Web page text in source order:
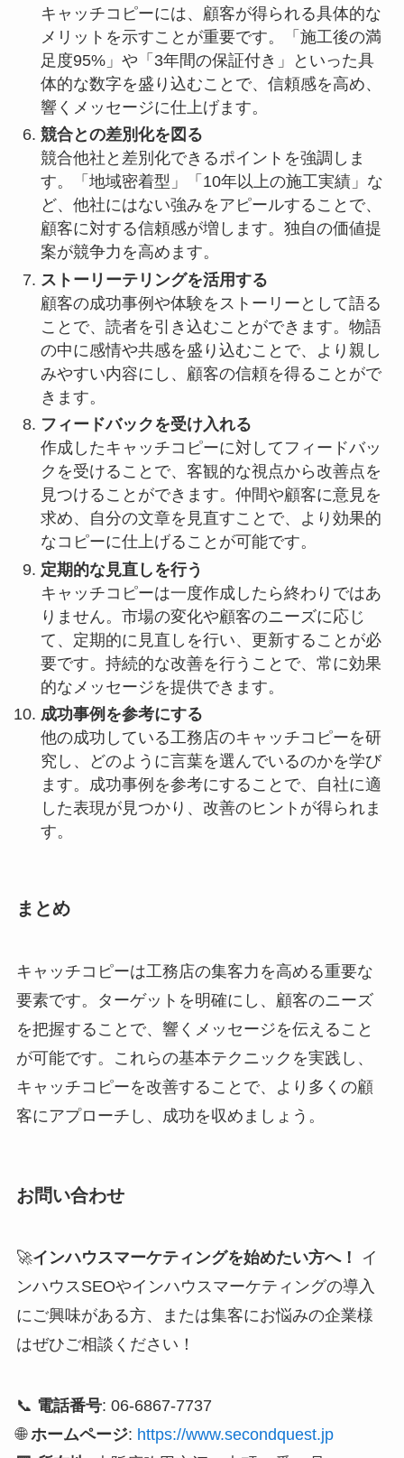
キャッチコピーには、顧客が得られる具体的な
メリットを示すことが重要です。「施工後の満
足度95%」や「3年間の保証付き」といった具
体的な数字を盛り込むことで、信頼感を高め、
響くメッセージに仕上げます。
競合との差別化を図る
競合他社と差別化できるポイントを強調しま
す。「地域密着型」「10年以上の施工実績」な
ど、他社にはない強みをアピールすることで、
顧客に対する信頼感が増します。独自の価値提
案が競争力を高めます。
ストーリーテリングを活用する
顧客の成功事例や体験をストーリーとして語る
ことで、読者を引き込むことができます。物語
の中に感情や共感を盛り込むことで、より親し
みやすい内容にし、顧客の信頼を得ることがで
きます。
フィードバックを受け入れる
作成したキャッチコピーに対してフィードバッ
クを受けることで、客観的な視点から改善点を
見つけることができます。仲間や顧客に意見を
求め、自分の文章を見直すことで、より効果的
なコピーに仕上げることが可能です。
定期的な見直しを行う
キャッチコピーは一度作成したら終わりではあ
りません。市場の変化や顧客のニーズに応じ
て、定期的に見直しを行い、更新することが必
要です。持続的な改善を行うことで、常に効果
的なメッセージを提供できます。
成功事例を参考にする
他の成功している工務店のキャッチコピーを研
究し、どのように言葉を選んでいるのかを学び
ます。成功事例を参考にすることで、自社に適
した表現が見つかり、改善のヒントが得られま
す。
まとめ
キャッチコピーは工務店の集客力を高める重要な
要素です。ターゲットを明確にし、顧客のニーズ
を把握することで、響くメッセージを伝えること
が可能です。これらの基本テクニックを実践し、
キャッチコピーを改善することで、より多くの顧
客にアプローチし、成功を収めましょう。
お問い合わせ
🚀インハウスマーケティングを始めたい方へ！
イ
ンハウスSEOやインハウスマーケティングの導入
にご興味がある方、または集客にお悩みの企業様
はぜひご相談ください！
📞 電話番号: 06-6867-7737
🌐ホームページ: https://www.secondquest.jp